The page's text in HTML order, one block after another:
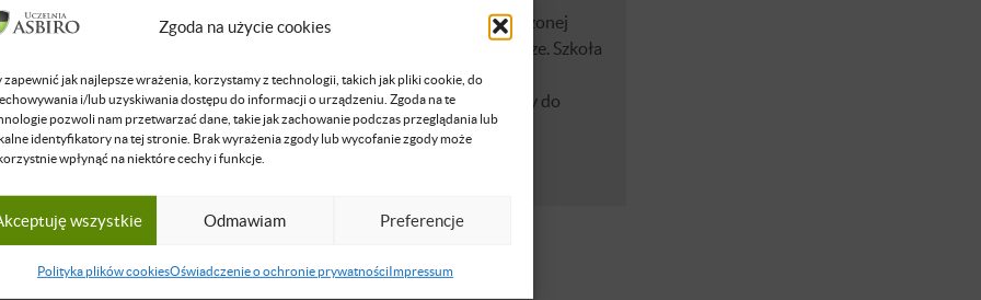
Zgoda na użycie cookies
zapewnić jak najlepsze wrażenia, korzystamy z technologii, takich jak pliki cookie, do
i/lub uzyskiwania dostępu do informacji o urządzeniu. Zgoda na te
pozwoli nam przetwarzać dane, takie jak zachowanie podczas przeglądania lub
identyfikatory na tej stronie. Brak wyrażenia zgody lub wycofanie zgody może
wpłynąć na niektóre cechy i funkcje.
wszystkie Odmawiam Preferencje
Polityka plików cookiesOświadczenie o ochronie prywatnościImpressum
fundator Instytutu Misesa w Pradze, a obecnie dyrektor założonej
10 lat temu wolnorynkowej szkoły wyższej, CEVRO Institute w Pradze. Szkoła
się w nauczaniu ekonomii i innych nauk społecznych, oraz w studiach
Specjalnością prof. Josefa Simy jest teoria szkoły austriackiej. Należy do
europejskich jej przedstawicieli.
więcej